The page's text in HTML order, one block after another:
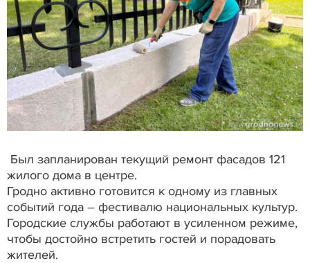
Был запланирован текущий ремонт фасадов 121
жилого дома в центре.
Гродно активно готовится к одному из главных
событий года – фестивалю национальных культур.
Городские службы работают в усиленном режиме,
чтобы достойно встретить гостей и порадовать
жителей.